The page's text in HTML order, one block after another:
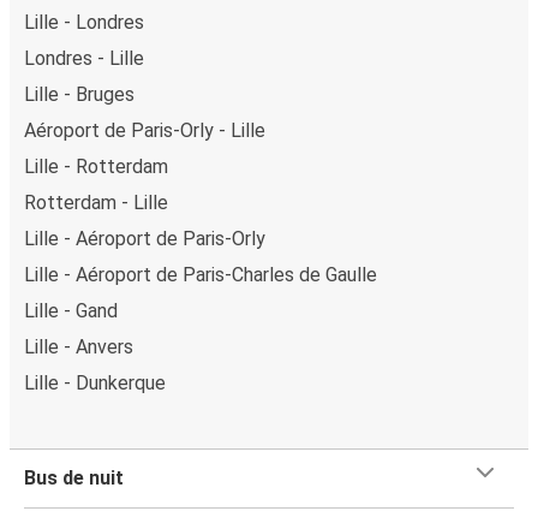
Lille - Londres
Londres - Lille
Lille - Bruges
Aéroport de Paris-Orly - Lille
Lille - Rotterdam
Rotterdam - Lille
Lille - Aéroport de Paris-Orly
Lille - Aéroport de Paris-Charles de Gaulle
Lille - Gand
Lille - Anvers
Lille - Dunkerque
Bus de nuit